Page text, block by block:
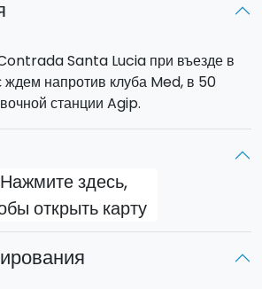
перерыва мы опять отправимся в
рек и кристально-
идеальным местом для
Santa Lucia при въезде в
напротив клуба Med, в 50
станции Agip.
Нажмите здесь,
открыть карту